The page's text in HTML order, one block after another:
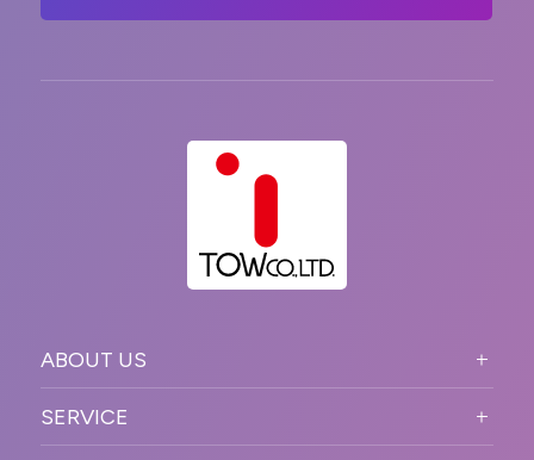
ABOUT US
PURPOSE
SERVICE